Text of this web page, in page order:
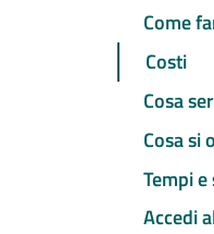
Come
Costi
Cosa
Cosa si
Tempi
Accedi